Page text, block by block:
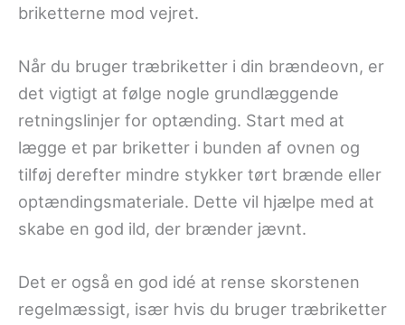
briketterne mod vejret.
Når du bruger træbriketter i din brændeovn, er
det vigtigt at følge nogle grundlæggende
retningslinjer for optænding. Start med at
lægge et par briketter i bunden af ovnen og
tilføj derefter mindre stykker tørt brænde eller
optændingsmateriale. Dette vil hjælpe med at
skabe en god ild, der brænder jævnt.
Det er også en god idé at rense skorstenen
regelmæssigt, især hvis du bruger træbriketter